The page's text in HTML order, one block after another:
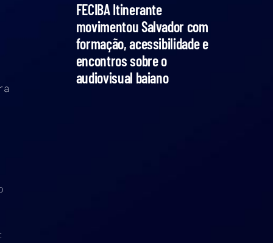
FECIBA Itinerante
movimentou Salvador com
formação, acessibilidade e
encontros sobre o
audiovisual baiano